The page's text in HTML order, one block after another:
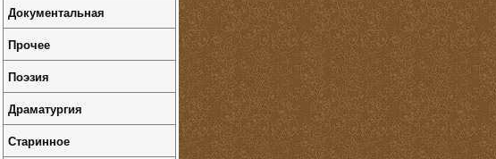
Документальная
Прочее
Поэзия
Драматургия
Старинное